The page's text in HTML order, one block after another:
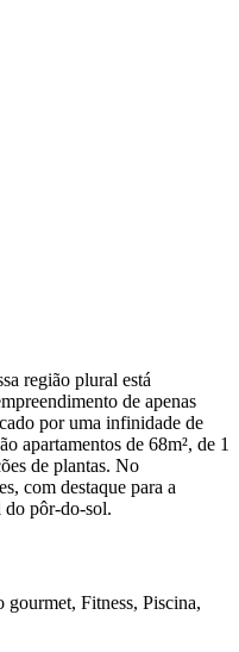
região plural está
de apenas
por uma infinidade de
apartamentos de 68m², de 1
de plantas. No
com destaque para a
do pôr-do-sol.
gourmet, Fitness, Piscina,